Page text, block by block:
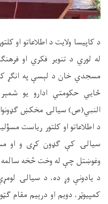
د کاپیسا ولایت د اطلاعاتو او
له لوري د تنویر فکري او
مسجدي خان د لېسې په
ځايي حکومتي ادارو یو
النبي(ص) سیالۍ مخکښ
سیالۍ کې ګډون کړی و او
وغوښتل چې له وخت څخه سالمه
د یادونې وړ ده، د سیالۍ
کمپیوټر، دویم او درېیم مقام